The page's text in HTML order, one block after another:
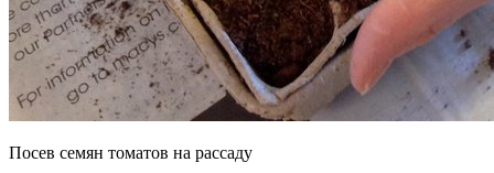
Посев семян томатов на рассаду